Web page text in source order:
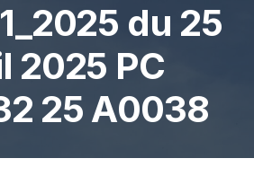
du 25
2025 PC
25 A0038